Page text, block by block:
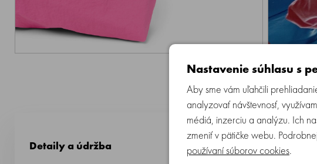
Viac o
Detaily a údržba
Nastavenie súhlasu s
Aby sme vám uľahčili
analyzovať návštevnosť,
médiá, inzerciu a analýzu. Ich
zmeniť v pätičke webu.
používaní súborov cookies.